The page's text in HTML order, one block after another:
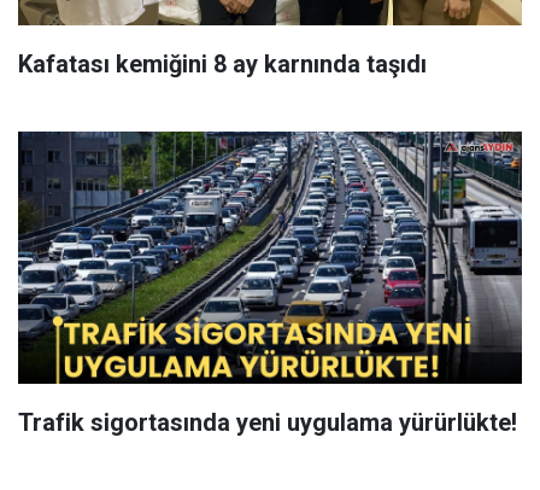
Kafatası kemiğini 8 ay karnında taşıdı
Trafik sigortasında yeni uygulama yürürlükte!